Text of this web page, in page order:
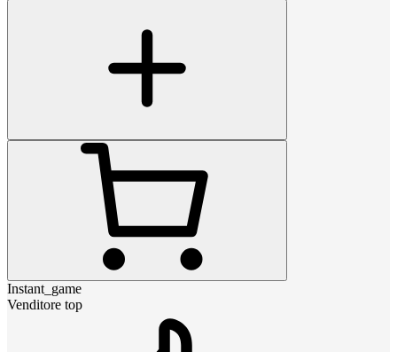
Instant_game
Venditore top